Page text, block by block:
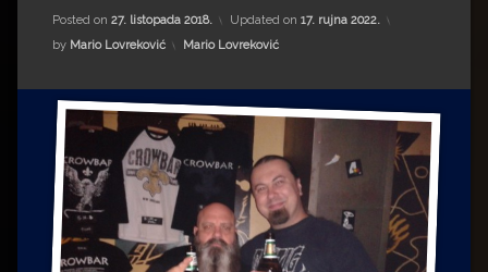
Drugi autori
Drugi autori
Matea Andrić
Ljiljana Lekanić-Kljaić
Željko Krznarić
Mario Lovreković
Posted on 27. listopada 2018. Updated on 17. rujna 2022.
by Mario Lovreković Kategorije:
Mario Lovreković